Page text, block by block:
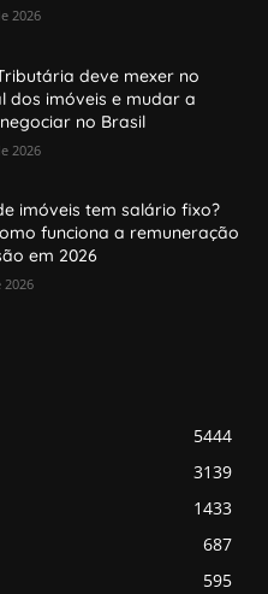
2026
deve mexer no
dos imóveis e mudar a
no Brasil
2026
imóveis tem salário fixo?
funciona a remuneração
em 2026
5444
3139
1433
687
595